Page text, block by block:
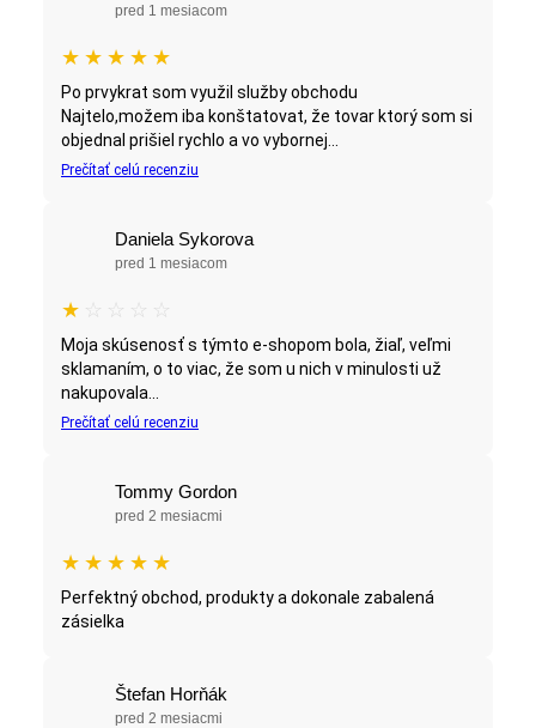
pred 1 mesiacom
★ ★ ★ ★ ★
Po prvykrat som využil služby obchodu
Najtelo,možem iba konštatovat, že tovar ktorý som si
objednal prišiel rychlo a vo vybornej...
Prečítať celú recenziu
Daniela Sykorova
pred 1 mesiacom
★ ☆ ☆ ☆ ☆
Moja skúsenosť s týmto e-shopom bola, žiaľ, veľmi
sklamaním, o to viac, že som u nich v minulosti už
nakupovala...
Prečítať celú recenziu
Tommy Gordon
pred 2 mesiacmi
★ ★ ★ ★ ★
Perfektný obchod, produkty a dokonale zabalená
zásielka
Štefan Horňák
pred 2 mesiacmi